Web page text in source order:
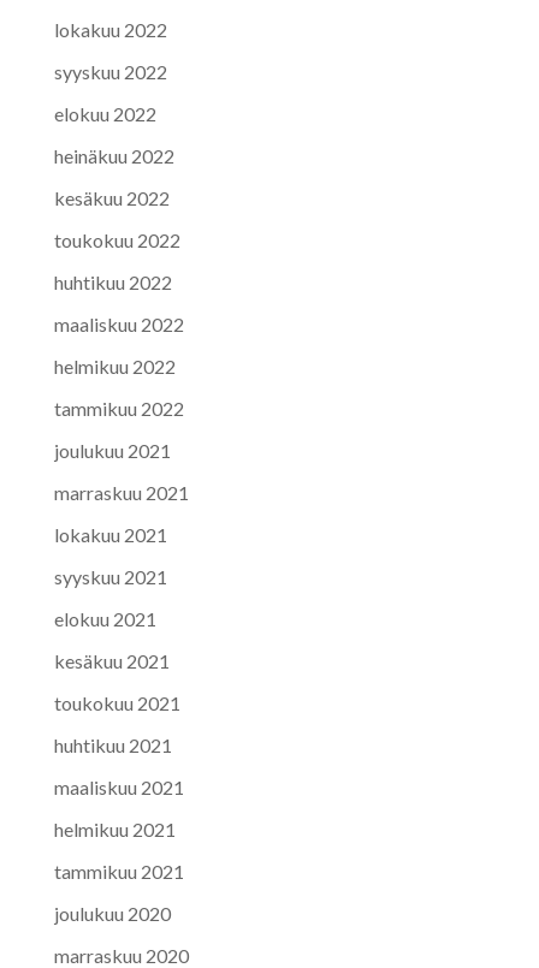
lokakuu 2022
syyskuu 2022
elokuu 2022
heinäkuu 2022
kesäkuu 2022
toukokuu 2022
huhtikuu 2022
maaliskuu 2022
helmikuu 2022
tammikuu 2022
joulukuu 2021
marraskuu 2021
lokakuu 2021
syyskuu 2021
elokuu 2021
kesäkuu 2021
toukokuu 2021
huhtikuu 2021
maaliskuu 2021
helmikuu 2021
tammikuu 2021
joulukuu 2020
marraskuu 2020